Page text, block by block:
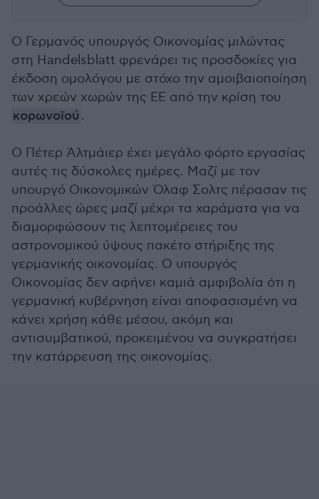
Ο Γερμανός υπουργός Οικονομίας μιλώντας
στη Handelsblatt φρενάρει τις προσδοκίες για
έκδοση ομολόγου με στόχο την αμοιβαιοποίηση
των χρεών χωρών της ΕΕ από την κρίση του
κορωνοϊού .
Ο Πέτερ Άλτμάιερ έχει μεγάλο φόρτο εργασίας
αυτές τις δύσκολες ημέρες. Μαζί με τον
υπουργό Οικονομικών Όλαφ Σολτς πέρασαν τις
προάλλες ώρες μαζί μέχρι τα χαράματα για να
διαμορφώσουν τις λεπτομέρειες του
αστρονομικού ύψους πακέτο στήριξης της
γερμανικής οικονομίας. Ο υπουργός
Οικονομίας δεν αφήνει καμιά αμφιβολία ότι η
γερμανική κυβέρνηση είναι αποφασισμένη να
κάνει χρήση κάθε μέσου, ακόμη και
αντισυμβατικού, προκειμένου να συγκρατήσει
την κατάρρευση της οικονομίας.